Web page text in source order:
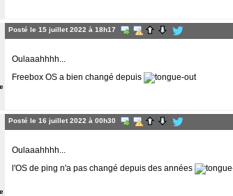
Posté le 15 juillet 2022 à 18h17
Oulaaahhhh...
Freebox OS a bien changé depuis
Posté le 16 juillet 2022 à 00h30
Oulaaahhhh...
l'OS de ping n'a pas changé depuis des années